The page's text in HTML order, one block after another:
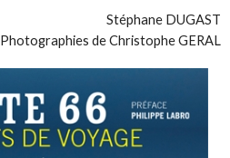
Stéphane DUGAST
Photographies de Christophe GERAL